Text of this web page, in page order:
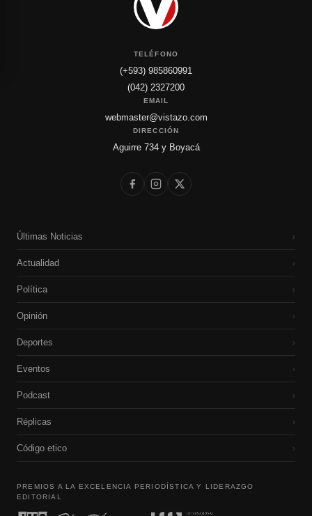
TELÉFONO
(+593) 985860991
(042) 2327200
EMAIL
webmaster@vistazo.com
DIRECCIÓN
Aguirre 734 y Boyacá
Últimas Noticias ›
Actualidad ›
Política ›
Opinión ›
Deportes ›
Eventos ›
Podcast ›
Réplicas ›
Código etico ›
PREMIOS A LA EXCELENCIA PERIODÍSTICA Y LIDERAZGO
EDITORIAL